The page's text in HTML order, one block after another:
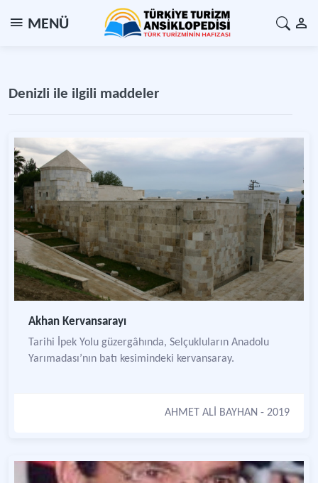
MENÜ
Denizli ile ilgili maddeler
Akhan Kervansarayı
Tarihi İpek Yolu güzergâhında, Selçukluların Anadolu
Yarımadası’nın batı kesimindeki kervansaray.
AHMET ALİ BAYHAN - 2019